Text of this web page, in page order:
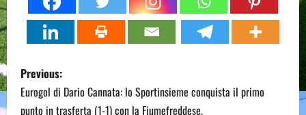
P
o
Previous:
Eurogol di Dario Cannata: lo Sportinsieme conquista il primo
punto in trasferta (1-1) con la Fiumefreddese.